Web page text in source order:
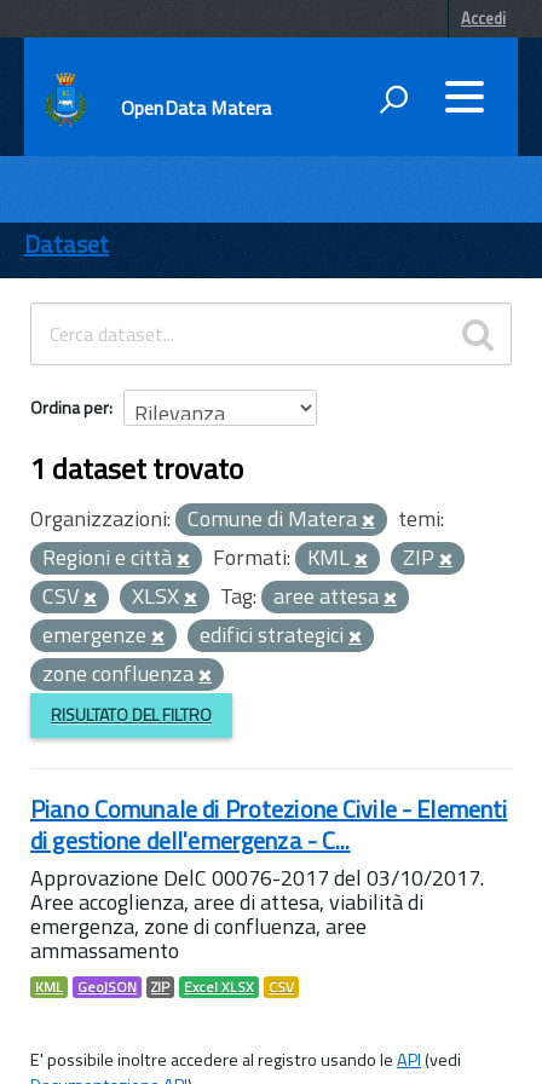
Accedi
OpenData Matera
ENTI
TEMI
INFORMAZIONI
Dataset
Ordina per
1 dataset trovato
Organizzazioni: Comune di Matera
temi:
Regioni e città
Formati: KML
ZIP
CSV
XLSX Tag: aree attesa
emergenze
edifici strategici
zone confluenza
RISULTATO DEL FILTRO
Piano Comunale di Protezione Civile - Elementi
di gestione dell'emergenza - C...
Approvazione DelC 00076-2017 del 03/10/2017.
Aree accoglienza, aree di attesa, viabilità di
emergenza, zone di confluenza, aree
ammassamento
KML GeoJSON ZIP Excel XLSX CSV
E' possibile inoltre accedere al registro usando leAPI(vedi